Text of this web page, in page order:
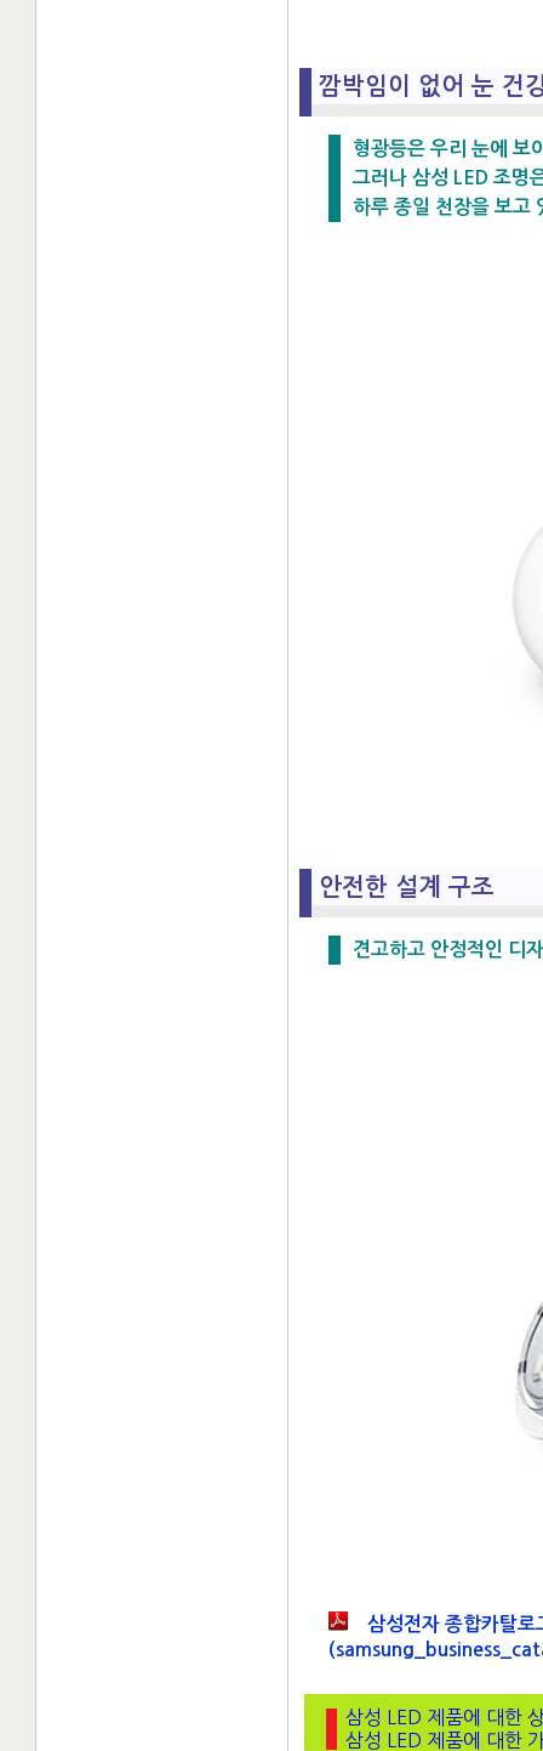
깜박임이 없어 눈 건
형광등은 우리 눈에 보
그러나 삼성 LED 조명
하루 종일 천장을 보고
안전한 설계 구조
견고하고 안정적인 디
삼성전자 종합카탈
삼성 LED 제품에 대한
삼성 LED 제품에 대한